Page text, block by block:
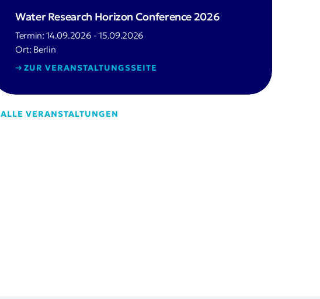
Water Research Horizon Conference 2026
Termin: 14.09.2026 - 15.09.2026
Ort: Berlin
ZUR VERANSTALTUNGSSEITE
ALLE VERANSTALTUNGEN